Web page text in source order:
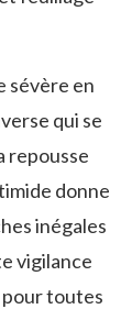
sévère en
qui se
repousse
donne
inégales
vigilance
pour toutes